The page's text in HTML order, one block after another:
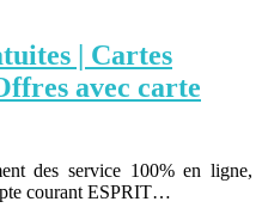
| Cartes
avec carte
des service 100% en ligne,
courant ESPRIT…